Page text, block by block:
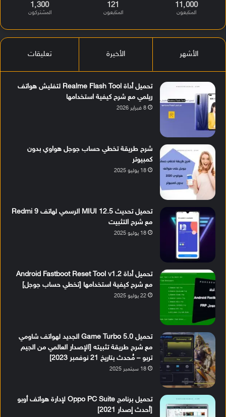
11٬000
المتابعون
121
المتابعون
1٬300
المشتركون
الأشهر الأخيرة تعليقات
تحميل أداة Realme Flash Tool لتفليش هواتف
ريلمي مع شرح كيفية استخدامها
8 فبراير 2026
شرح طريقة تخطي حساب جوجل هواوي بدون
كمبيوتر
18 يوليو 2025
تحميل تحديث MIUI 12.5 الرسمي لهاتف Redmi 9
مع شرح التثبيت
18 يوليو 2025
تحميل أداة Android Fastboot Reset Tool v1.2
مع شرح كيفية استخدامها [تخطي حساب جوجل]
22 يوليو 2025
تحميل Game Turbo 5.0 الجديد لهواتف شاومي
مع شرح طريقة تثبيته [الإصدار العالمي من الجيم
تربو – مُحدث بتاريخ 21 نوفمبر 2023]
18 سبتمبر 2025
تحميل برنامج Oppo PC Suite لإدارة هواتف أوبو
[أحدث إصدار 2021]